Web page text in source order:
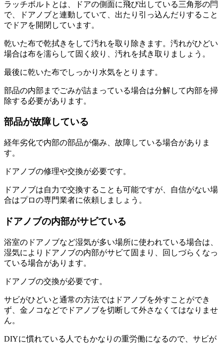
ラッチボルトとは、ドアの側面に飛び出している三角形の閂
で、ドアノブと連動していて、出たり引っ込んだりすること
でドアを開閉しています。
乾いた布で乾拭きをして汚れを取り除きます。汚れがひどい
場合は布を濡らして固く絞り、汚れを拭き取りましょう。
最後に乾いた布でしっかり水気をとります。
部品の内部までごみが詰まっている場合は分解して内部を掃
除する必要があります。
部品が故障している
経年劣化で内部の部品が傷み、故障している場合がありま
す。
ドアノブの修理や交換が必要です。
ドアノブは自力で交換することも可能ですが、自信がない場
合はプロの専門業者に依頼しましょう。
ドアノブの内部がサビている
浴室のドアノブなど湿気が多い場所に使われている場合は、
湿気によりドアノブの内部がサビて固まり、回しづらくなっ
ている場合があります。
ドアノブの交換が必要です。
サビがひどいと通常の方法ではドアノブを外すことができ
ず、金ノコなどでドアノブを切断して外さなくてはなりませ
ん。
DIYに慣れている人でもかなりの重労働になるので、サビが